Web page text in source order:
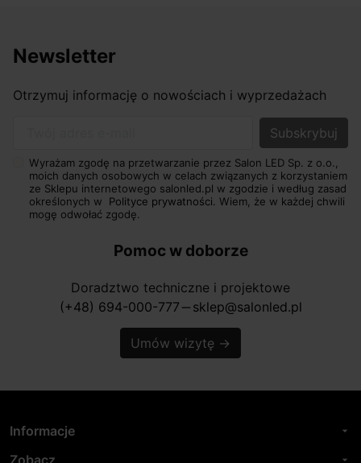
Newsletter
Otrzymuj informację o nowościach i wyprzedażach
Wyrażam zgodę na przetwarzanie przez Salon LED Sp. z o.o.,
moich danych osobowych w celach związanych z korzystaniem
ze Sklepu internetowego salonled.pl w zgodzie i według zasad
określonych w Polityce prywatności. Wiem, że w każdej chwili
mogę odwołać zgodę.
Pomoc w doborze
Doradztwo techniczne i projektowe
(+48) 694-000-777 horizontal_rule sklep@salonled.pl
Umów wizytę →
Informacje arrow_drop_down
Zobacz arrow_drop_down